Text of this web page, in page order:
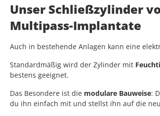
Unser Schließzylinder
Multipass-Implantate
Auch in bestehende Anlagen kann eine
Standardmäßig wird der Zylinder mit
bestens geeignet.
Das Besondere ist die modulare Bauweise:
du ihn einfach mit und stellst ihn auf die